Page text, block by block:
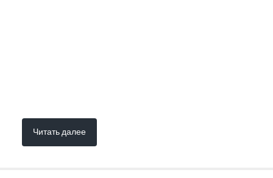
Читать далее